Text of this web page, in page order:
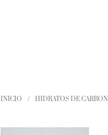
INICIO / HIDRATOS DE